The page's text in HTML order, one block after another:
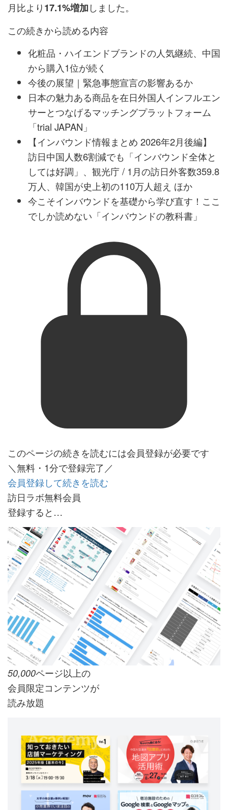
月比より17.1%増加しました。
この続きから読める内容
化粧品・ハイエンドブランドの人気継続、中国
から購入1位が続く
今後の展望｜緊急事態宣言の影響あるか
日本の魅力ある商品を在日外国人インフルエン
サーとつなげるマッチングプラットフォーム
「trial JAPAN」
【インバウンド情報まとめ 2026年2月後編】
訪日中国人数6割減でも「インバウンド全体と
しては好調」、観光庁 / 1月の訪日外客数359.8
万人、韓国が史上初の110万人超え ほか
今こそインバウンドを基礎から学び直す！ここ
でしか読めない「インバウンドの教科書」
このページの続きを読むには会員登録が必要です
＼無料・1分で登録完了／
会員登録して続きを読む
訪日ラボ無料会員
登録すると…
50,000ページ以上の
会員限定コンテンツが
読み放題